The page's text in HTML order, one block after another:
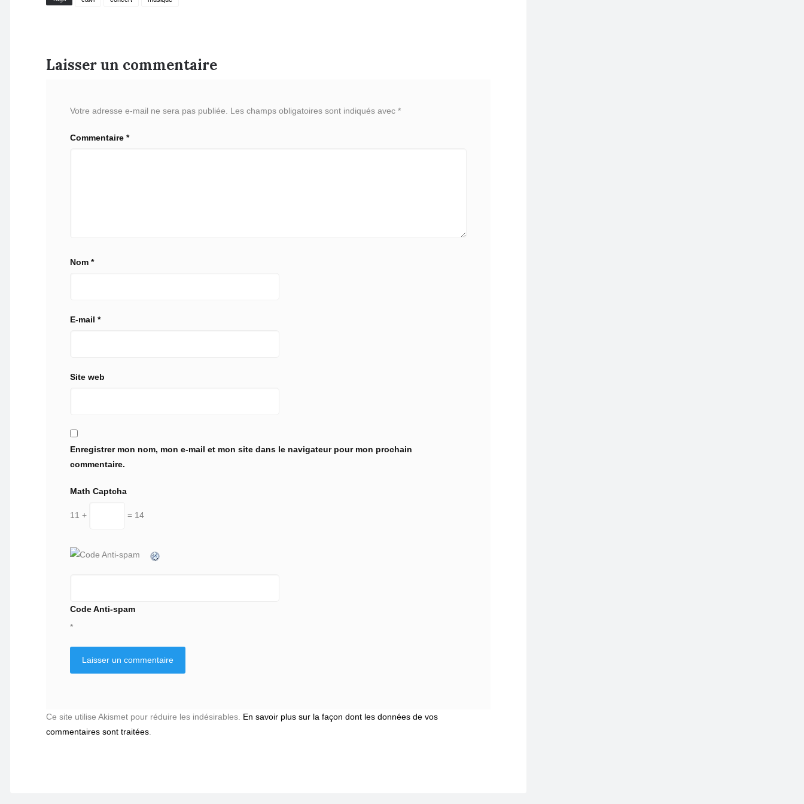
Laisser un commentaire
Votre adresse e-mail ne sera pas publiée. Les champs obligatoires sont indiqués avec *
Commentaire *
Nom *
E-mail *
Site web
Enregistrer mon nom, mon e-mail et mon site dans le navigateur pour mon prochain
commentaire.
Math Captcha
11 + = 14
Code Anti-spam
*
Ce site utilise Akismet pour réduire les indésirables. En savoir plus sur la façon dont les données de vos
commentaires sont traitées